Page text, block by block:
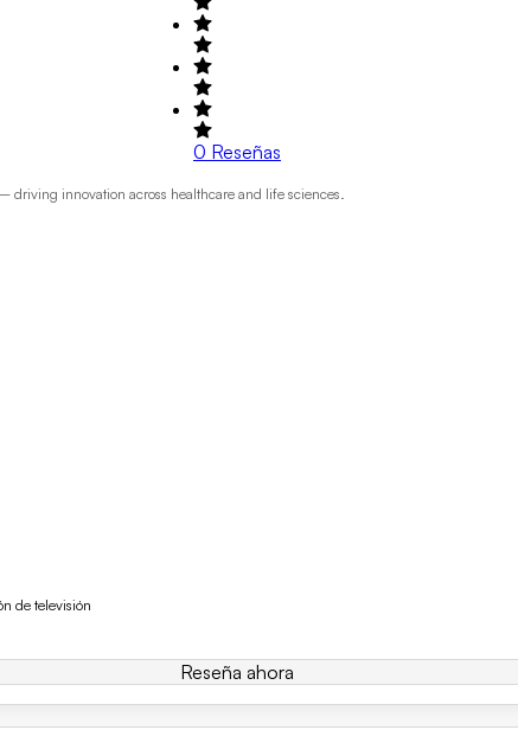
0 Reseñas
innovation across healthcare and life sciences.
de televisión
Reseña ahora